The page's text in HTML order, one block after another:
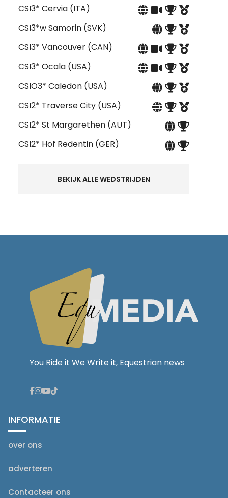
CSI3* Cervia (ITA)
CSI3*w Samorin (SVK)
CSI3* Vancouver (CAN)
CSI3* Ocala (USA)
CSIO3* Caledon (USA)
CSI2* Traverse City (USA)
CSI2* St Margarethen (AUT)
CSI2* Hof Redentin (GER)
BEKIJK ALLE WEDSTRIJDEN
You Ride it We Write it, Equestrian news
INFORMATIE
over ons
adverteren
Contacteer ons